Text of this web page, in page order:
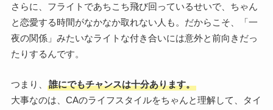
さらに、フライトであちこち飛び回っているせいで、ちゃん
と恋愛する時間がなかなか取れない人も。だからこそ、「一
夜の関係」みたいなライトな付き合いには意外と前向きだっ
たりするんです。
つまり、
誰にでもチャンスは十分あります。
大事なのは、CAのライフスタイルをちゃんと理解して、タイ